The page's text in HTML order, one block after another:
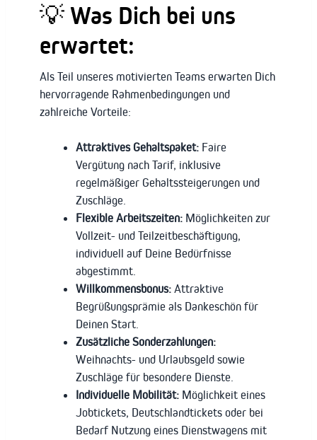
💡 Was Dich bei uns
erwartet:
Als Teil unseres motivierten Teams erwarten Dich
hervorragende Rahmenbedingungen und
zahlreiche Vorteile:
Attraktives Gehaltspaket: Faire
Vergütung nach Tarif, inklusive
regelmäßiger Gehaltssteigerungen und
Zuschläge.
Flexible Arbeitszeiten: Möglichkeiten zur
Vollzeit- und Teilzeitbeschäftigung,
individuell auf Deine Bedürfnisse
abgestimmt.
Willkommensbonus: Attraktive
Begrüßungsprämie als Dankeschön für
Deinen Start.
Zusätzliche Sonderzahlungen:
Weihnachts- und Urlaubsgeld sowie
Zuschläge für besondere Dienste.
Individuelle Mobilität: Möglichkeit eines
Jobtickets, Deutschlandtickets oder bei
Bedarf Nutzung eines Dienstwagens mit